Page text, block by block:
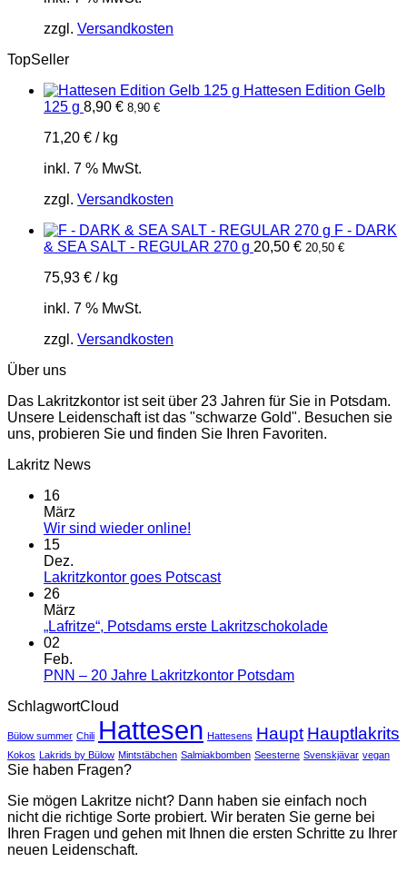
zzgl. Versandkosten
TopSeller
Hattesen Edition Gelb
125 g 8,90 € 8,90 €
71,20 € / kg
inkl. 7 % MwSt.
zzgl. Versandkosten
F - DARK
& SEA SALT - REGULAR 270 g 20,50 € 20,50 €
75,93 € / kg
inkl. 7 % MwSt.
zzgl. Versandkosten
Über uns
Das Lakritzkontor ist seit über 23 Jahren für Sie in Potsdam.
Unsere Leidenschaft ist das "schwarze Gold". Besuchen sie
uns, probieren Sie und finden Sie Ihren Favoriten.
Lakritz News
16
März
Wir sind wieder online!
Wir
online!
15
Dez.
Lakritzkontor goes PotscastKeine
Lakritzkontor
26
März
„Lafritze“, Potsdams erste LakritzschokoladeKeine
02
Feb.
PNN – 20 Jahre Lakritzkontor PotsdamKeine
–
20
Potsdam
SchlagwortCloud
Bülow summer Chili Hattesen Hattesens Haupt Hauptlakrits
Kokos Lakrids by Bülow Mintstäbchen Salmiakbomben Seesterne Svenskjävar vegan
Sie haben Fragen?
Sie mögen Lakritze nicht? Dann haben sie einfach noch
nicht die richtige Sorte probiert. Wir beraten Sie gerne bei
Ihren Fragen und gehen mit Ihnen die ersten Schritte zu Ihrer
neuen Leidenschaft.